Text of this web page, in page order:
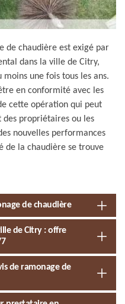
de chaudière est exigé par
dans la ville de Citry,
une fois tous les ans.
en conformité avec les
cette opération qui peut
propriétaires ou les
nouvelles performances
de la chaudière se trouve
de chaudière
de Citry : offre
de ramonage de